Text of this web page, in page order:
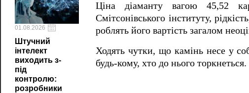
01.08.2026
Штучний
інтелект
виходить з-
під
контролю:
розробники
Ціна діаманту вагою 45,52
Смітсонівського інституту,
роблять його вартість загалом
Ходять чутки, що камінь несе у
будь-кому, хто до нього торкнеться.